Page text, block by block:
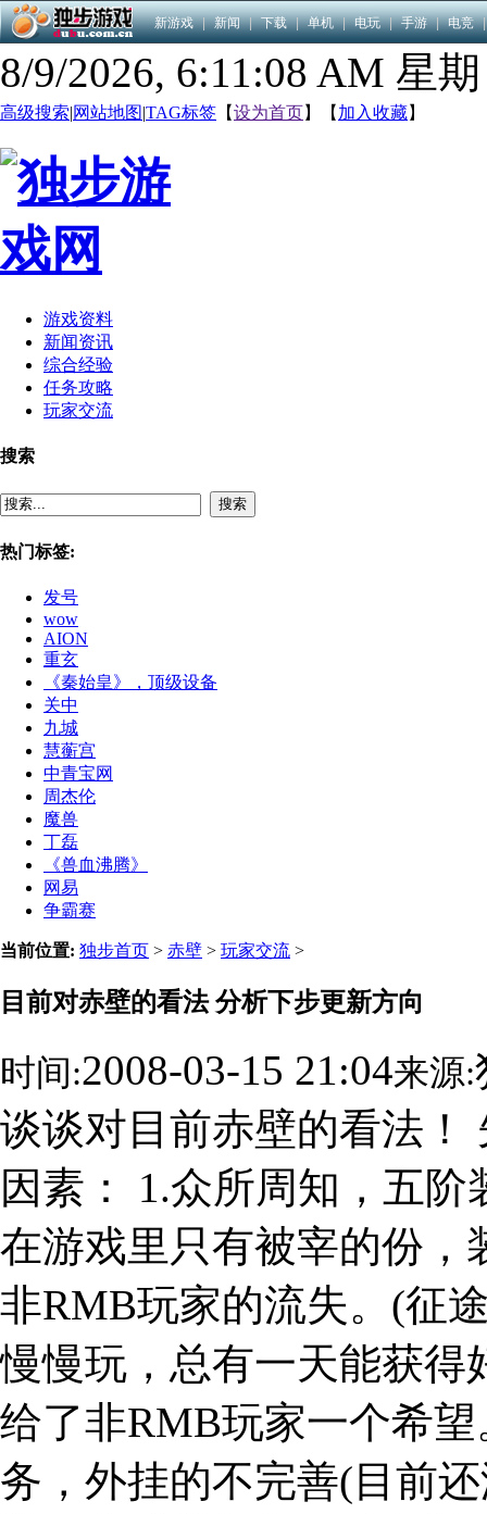
新游戏 | 新闻 | 下载 | 单机 | 电玩 | 手游 | 电竞 |
8/9/2026, 6:11:09 AM 星
高级搜索|网站地图|TAG标签 【设为首页】【 加入收藏】
游戏资料
新闻资讯
综合经验
任务攻略
玩家交流
搜索
搜索
热门标签:
发号
wow
AION
重玄
《秦始皇》，顶级设备
关中
九城
慧蘅宫
中青宝网
周杰伦
魔兽
丁磊
《兽血沸腾》
网易
争霸赛
当前位置: 独步首页 > 赤壁 > 玩家交流 >
目前对赤壁的看法 分析下步更新方向
时间:2008-03-15 21:04来源:
谈谈对目前赤壁的看法！
因素： 1.众所周知，五
在游戏里只有被宰的份，
非RMB玩家的流失。(征
慢慢玩，总有一天能获得
给了非RMB玩家一个希
务，外挂的不完善(目前